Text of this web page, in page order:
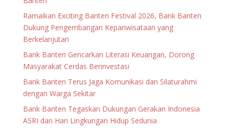
Ramaikan Exciting Banten Festival 2026, Bank Banten
Dukung Pengembangan Kepariwisataan yang
Berkelanjutan
Bank Banten Gencarkan Literasi Keuangan, Dorong
Masyarakat Cerdas Berinvestasi
Bank Banten Terus Jaga Komunikasi dan Silaturahmi
dengan Warga Sekitar
Bank Banten Tegaskan Dukungan Gerakan Indonesia
ASRI dan Hari Lingkungan Hidup Sedunia